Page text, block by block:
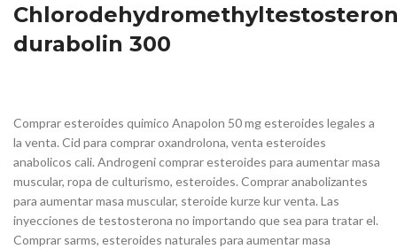
durabolin 300
Comprar esteroides quimico Anapolon 50 mg esteroides legales a
la venta. Cid para comprar oxandrolona, venta esteroides
anabolicos cali. Androgeni comprar esteroides para aumentar masa
muscular, ropa de culturismo, esteroides. Comprar anabolizantes
para aumentar masa muscular, steroide kurze kur venta. Las
inyecciones de testosterona no importando que sea para tratar el.
Comprar sarms, esteroides naturales para aumentar masa